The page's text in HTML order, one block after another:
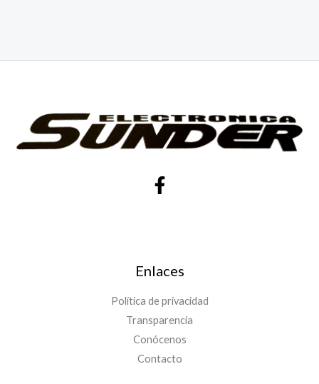
Enlaces
Política de privacidad
Transparencia
Conócenos
Contacto